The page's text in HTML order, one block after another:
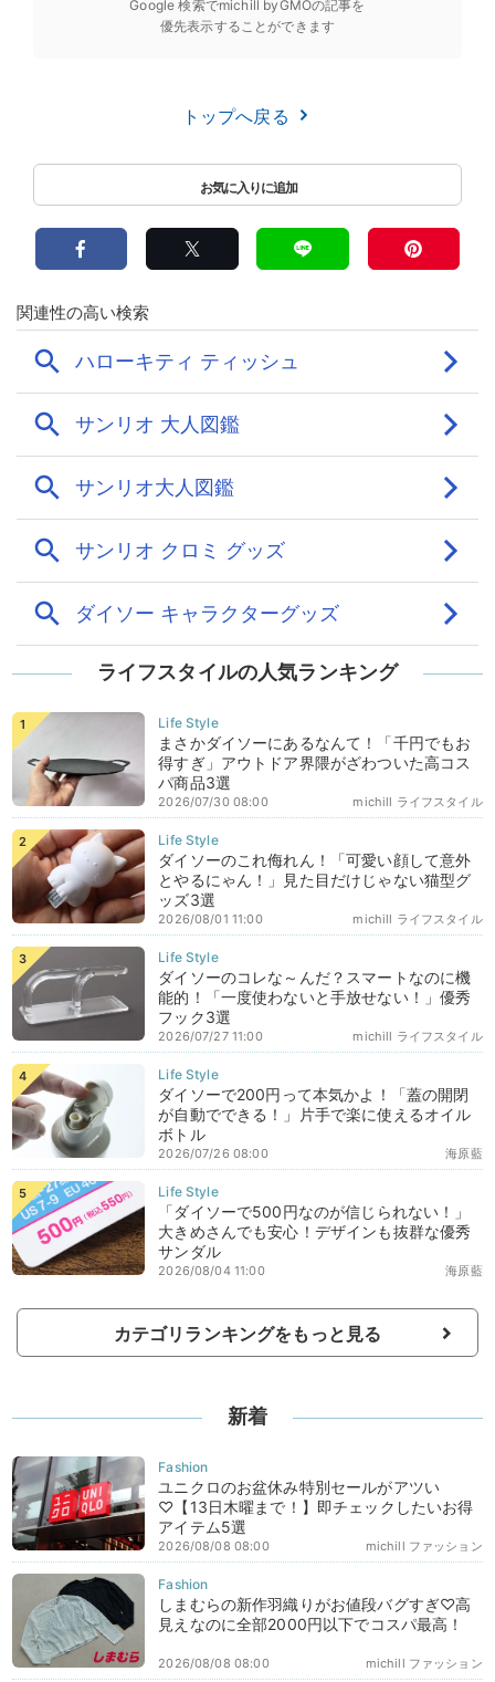
Google 検索でmichill byGMOの記事を
優先表示することができます
トップへ戻る
ライフスタイルの人気ランキング
まさかダイソーにあるなんて！「千円でもお
得すぎ」アウトドア界隈がざわついた高コス
パ商品3選
michill ライフスタイル
2026/07/30 08:00
ダイソーのこれ侮れん！「可愛い顔して意外
とやるにゃん！」見た目だけじゃない猫型グ
ッズ3選
michill ライフスタイル
2026/08/01 11:00
ダイソーのコレな～んだ？スマートなのに機
能的！「一度使わないと手放せない！」優秀
フック3選
michill ライフスタイル
2026/07/27 11:00
ダイソーで200円って本気かよ！「蓋の開閉
が自動でできる！」片手で楽に使えるオイル
ボトル
海原藍
2026/07/26 08:00
「ダイソーで500円なのが信じられない！」
大きめさんでも安心！デザインも抜群な優秀
サンダル
海原藍
2026/08/04 11:00
カテゴリランキングをもっと見る
新着
ユニクロのお盆休み特別セールがアツい
♡【13日木曜まで！】即チェックしたいお得
アイテム5選
michill ファッション
2026/08/08 08:00
しまむらの新作羽織りがお値段バグすぎ♡高
見えなのに全部2000円以下でコスパ最高！
michill ファッション
2026/08/08 08:00